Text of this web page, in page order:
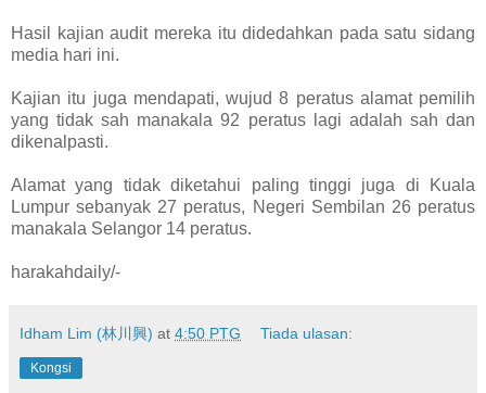
Hasil kajian audit mereka itu didedahkan pada satu sidang
media hari ini.
Kajian itu juga mendapati, wujud 8 peratus alamat pemilih
yang tidak sah manakala 92 peratus lagi adalah sah dan
dikenalpasti.
Alamat yang tidak diketahui paling tinggi juga di Kuala
Lumpur sebanyak 27 peratus, Negeri Sembilan 26 peratus
manakala Selangor 14 peratus.
harakahdaily/-
Idham Lim (林川興) at 4:50 PTG Tiada ulasan:
Kongsi